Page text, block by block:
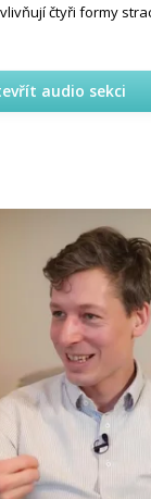
čtyři formy
audio sekci